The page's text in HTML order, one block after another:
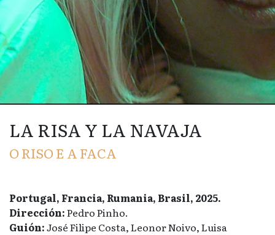
LA RISA Y LA NAVAJA
O RISO E A FACA
Portugal, Francia, Rumania, Brasil, 2025.
Dirección:Pedro Pinho.
Guión:José Filipe Costa, Leonor Noivo, Luisa